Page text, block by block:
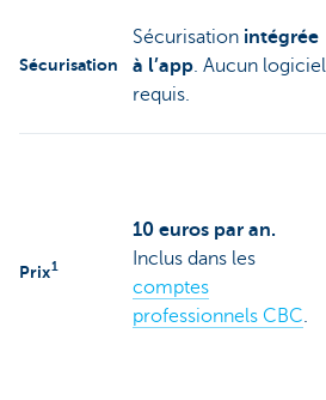
Sécurisation
Sécurisation intégrée
à l’app . Aucun logiciel
requis.
Prix1
10 euros par an.
Inclus dans les
comptes
professionnels CBC